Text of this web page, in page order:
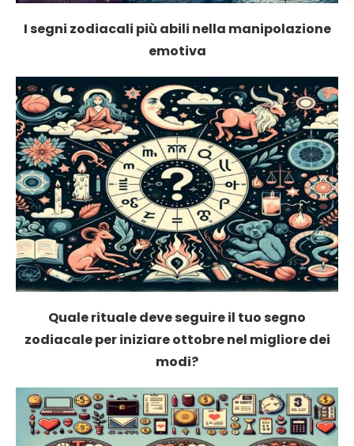
I segni zodiacali più abili nella manipolazione
emotiva
Quale rituale deve seguire il tuo segno
zodiacale per iniziare ottobre nel migliore dei
modi?